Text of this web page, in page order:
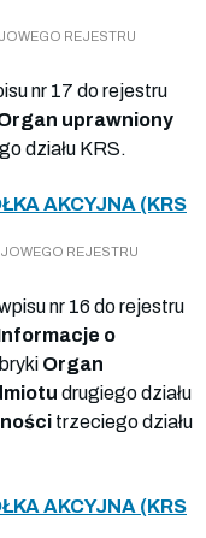
REJESTRU
nr 17 do rejestru
uprawniony
działu KRS.
AKCYJNA (KRS
REJESTRU
nr 16 do rejestru
o
Organ
drugiego działu
trzeciego działu
AKCYJNA (KRS